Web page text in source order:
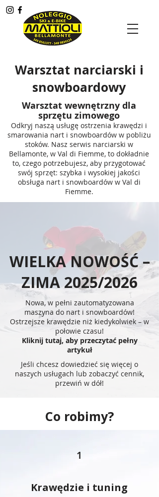
Warsztat narciarski i
snowboardowy
Warsztat wewnętrzny dla
sprzętu zimowego
Odkryj naszą usługę ostrzenia krawędzi i
smarowania nart i snowboardów w pobliżu
stoków. Nasz serwis narciarski w
Bellamonte, w Val di Fiemme, to dokładnie
to, czego potrzebujesz, aby przygotować
swój sprzęt: szybka i wysokiej jakości
obsługa nart i snowboardów w Val di
Fiemme.
WIELKA NOWOŚĆ –
ZIMA 2025/2026
Nowa, w pełni zautomatyzowana
maszyna do nart i snowboardów!
Ostrzejsze krawędzie niż kiedykolwiek – w
połowie czasu!
Kliknij tutaj, aby przeczytać pełny
artykuł
Jeśli chcesz dowiedzieć się więcej o
naszych usługach lub zobaczyć cennik,
przewiń w dół!
Co robimy?
Krawędzie i tuning
1